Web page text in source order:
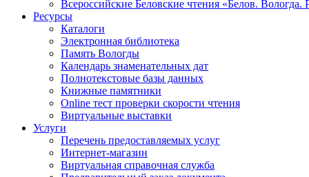
Всероссийские Беловские чтения «Белов. Вологда.
Ресурсы
Каталоги
Электронная библиотека
Память Вологды
Календарь знаменательных дат
Полнотекстовые базы данных
Книжные памятники
Online тест проверки скорости чтения
Виртуальные выставки
Услуги
Перечень предоставляемых услуг
Интернет-магазин
Виртуальная справочная служба